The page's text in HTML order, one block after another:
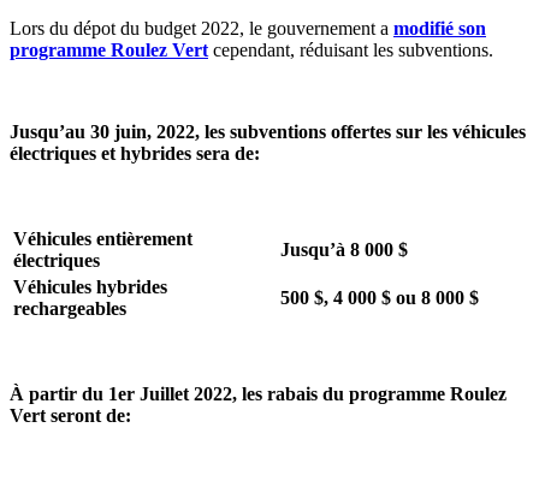
Lors du dépot du budget 2022, le gouvernement a modifié son
programme Roulez Vert cependant, réduisant les subventions.
Jusqu’au 30 juin, 2022, les subventions offertes sur les véhicules
électriques et hybrides sera de:
Véhicules entièrement
électriques
Jusqu’à 8 000 $
Véhicules hybrides
rechargeables
500 $, 4 000 $ ou 8 000 $
À partir du 1er Juillet 2022, les rabais du programme Roulez
Vert seront de: